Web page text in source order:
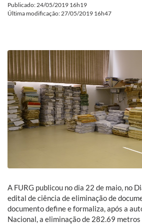
Publicado: 24/05/2019 16h19
Última modificação: 27/05/2019 16h47
A FURG publicou no dia 22 de maio, no
edital de ciência de eliminação de
documento define e formaliza, após a
Nacional, a eliminação de 282.69